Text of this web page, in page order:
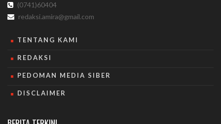
(0741)60404
redaksi.amira@gmail.com
TENTANG KAMI
REDAKSI
PEDOMAN MEDIA SIBER
DISCLAIMER